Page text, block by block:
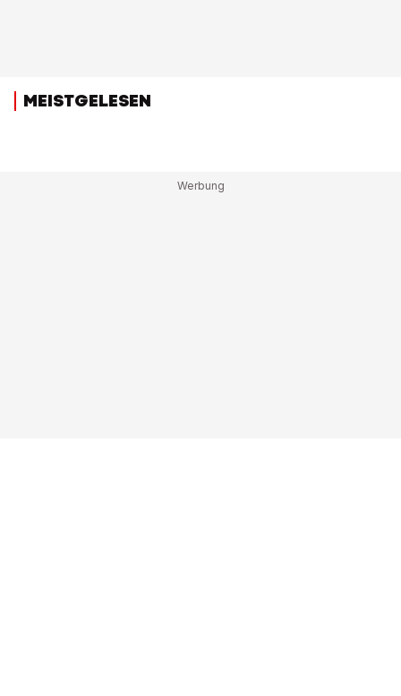
MEISTGELESEN